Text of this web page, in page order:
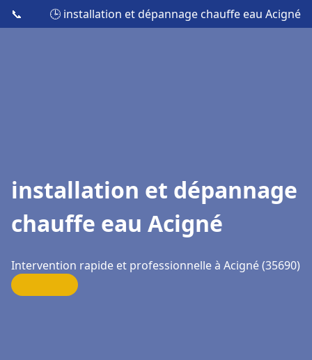
📞 🕒 installation et dépannage chauffe eau Acigné
installation et dépannage
chauffe eau Acigné
Intervention rapide et professionnelle à Acigné (35690)